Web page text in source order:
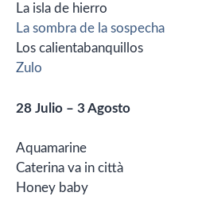
La isla de hierro
La sombra de la sospecha
Los calientabanquillos
Zulo
28 Julio – 3 Agosto
Aquamarine
Caterina va in città
Honey baby